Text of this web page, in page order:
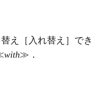
え［入れ替え］でき
with≫ ．